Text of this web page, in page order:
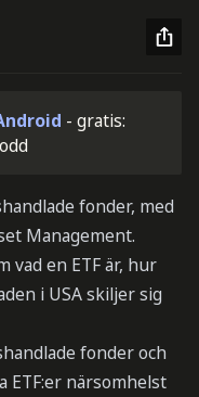
- gratis:
fonder, med
Management.
vad en ETF är, hur
i USA skiljer sig
fonder och
ETF:er närsomhelst